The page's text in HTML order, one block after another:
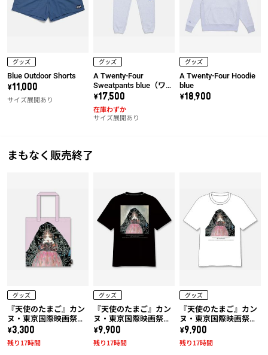
グッズ
Blue Outdoor Shorts
\11,000
サイズ展開あり
グッズ
A Twenty-Four
Sweatpants blue（ワッ
ペン右）
\17,500
サイズ展開あり
在庫わずか
グッズ
A Twenty-Four Hoodie
blue
\18,900
まもなく販売終了
グッズ
『天使のたまご』カン
ヌ・東京国際映画祭上
映作品!! 天使のたまご
「水に棲む」トートバ
ッグ
\3,300
残り17時間
グッズ
『天使のたまご』カン
ヌ・東京国際映画祭上
映作品!! 天使のたまご
「水に棲む」x 久米繊
維コラボTシャツ (黒)
\9,900
残り17時間
グッズ
『天使のたまご』カン
ヌ・東京国際映画祭上
映作品!! 天使のたまご
「水に棲む」x 久米繊
維コラボTシャツ (白)
\9,900
残り17時間